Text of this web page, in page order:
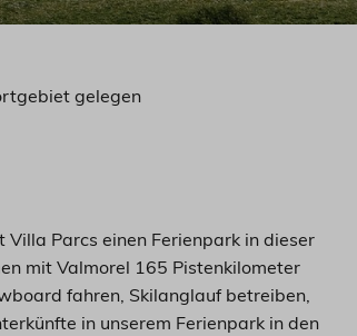
gelegen
Villa Parcs einen Ferienpark in dieser
mit Valmorel 165 Pistenkilometer
fahren, Skilanglauf betreiben,
in unserem Ferienpark in den